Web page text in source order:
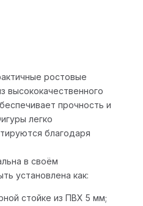
ростовые
высококачественного
прочность и
легко
благодаря
в своём
установлена как:
стойке из ПВХ 5 мм;